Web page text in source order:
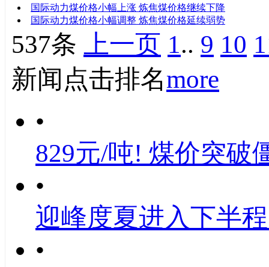
国际动力煤价格小幅上涨 炼焦煤价格继续下降
国际动力煤价格小幅调整 炼焦煤价格延续弱势
537条 上一页 1.. 9 10
新闻点击排名more
•
829元/吨! 煤价突破
•
迎峰度夏进入下半
•